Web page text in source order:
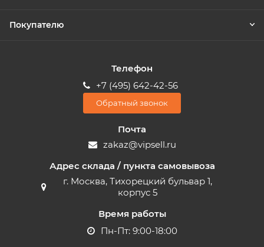
Покупателю
Телефон
+7 (495) 642-42-56
Обратный звонок
Почта
zakaz@vipsell.ru
Адрес склада / пункта самовывоза
г. Москва, Тихорецкий бульвар 1,
корпус 5
Время работы
Пн-Пт: 9:00-18:00